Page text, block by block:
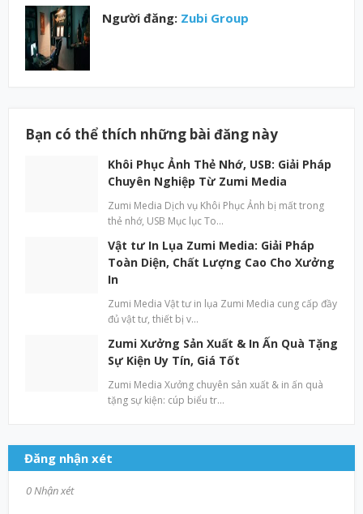
Người đăng: Zubi Group
Bạn có thể thích những bài đăng này
Khôi Phục Ảnh Thẻ Nhớ, USB: Giải Pháp
Chuyên Nghiệp Từ Zumi Media
Zumi Media Dịch vụ Khôi Phục Ảnh bị mất trong
thẻ nhớ, USB Mục lục To…
Vật tư In Lụa Zumi Media: Giải Pháp
Toàn Diện, Chất Lượng Cao Cho Xưởng
In
Zumi Media Vật tư in lụa Zumi Media cung cấp đầy
đủ vật tư, thiết bị v…
Zumi Xưởng Sản Xuất & In Ấn Quà Tặng
Sự Kiện Uy Tín, Giá Tốt
Zumi Media Xưởng chuyên sản xuất & in ấn quà
tặng sự kiện: cúp biểu tr…
Đăng nhận xét
0 Nhận xét